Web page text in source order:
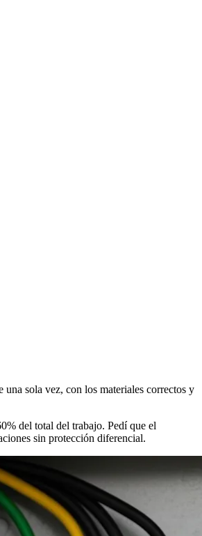
sola vez, con los materiales correctos y
del total del trabajo. Pedí que el
sin protección diferencial.